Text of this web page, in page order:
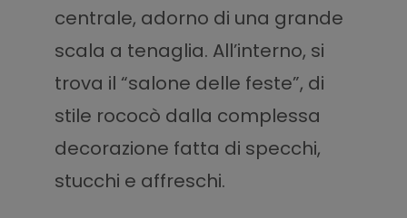
centrale, adorno di una grande
scala a tenaglia. All’interno, si
trova il “salone delle feste”, di
stile rococò dalla complessa
decorazione fatta di specchi,
stucchi e affreschi.